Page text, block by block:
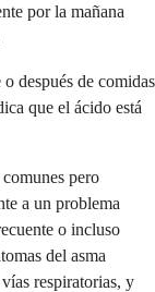
por la mañana
después de comidas
que el ácido está
pero
a un problema
o incluso
del asma
respiratorias, y